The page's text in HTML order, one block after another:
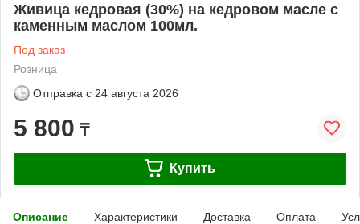
Живица кедровая (30%) на кедровом масле с
каменным маслом 100мл.
Под заказ
Розница
Отправка с 24 августа 2026
5 800 ₸
Купить
Описание Характеристики Доставка Оплата